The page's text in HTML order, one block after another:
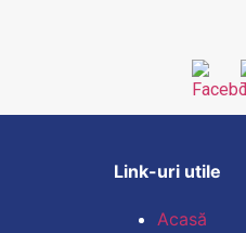
Link-uri utile
Acasă